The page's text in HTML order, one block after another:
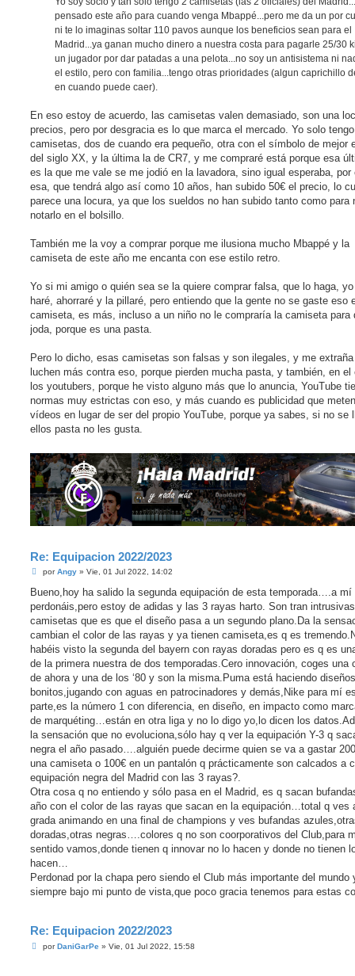
pensado este año para cuando venga Mbappé...pero me da un por
ni te lo imaginas soltar 110 pavos aunque los beneficios sean para el
Madrid...ya ganan mucho dinero a nuestra costa para pagarle 25/30
un jugador por dar patadas a una pelota...no soy un antisistema ni
el estilo, pero con familia...tengo otras prioridades (algun caprichillo
en cuando puede caer).
En eso estoy de acuerdo, las camisetas valen demasiado, son una
precios, pero por desgracia es lo que marca el mercado. Yo solo
camisetas, dos de cuando era pequeño, otra con el símbolo de mejor
del siglo XX, y la última la de CR7, y me compraré está porque esa
es la que me vale se me jodió en la lavadora, sino igual esperaba, por
esa, que tendrá algo así como 10 años, han subido 50€ el precio, lo
parece una locura, ya que los sueldos no han subido tanto como para
notarlo en el bolsillo.
También me la voy a comprar porque me ilusiona mucho Mbappé y la
camiseta de este año me encanta con ese estilo retro.
Yo si mi amigo o quién sea se la quiere comprar falsa, que lo haga,
haré, ahorraré y la pillaré, pero entiendo que la gente no se gaste eso
camiseta, es más, incluso a un niño no le compraría la camiseta para
joda, porque es una pasta.
Pero lo dicho, esas camisetas son falsas y son ilegales, y me
luchen más contra eso, porque pierden mucha pasta, y también, en el
los youtubers, porque he visto alguno más que lo anuncia, YouTube
normas muy estrictas con eso, y más cuando es publicidad que
vídeos en lugar de ser del propio YouTube, porque ya sabes, si no se
ellos pasta no les gusta.
Re: Equipacion 2022/2023
M
n
a
j
porAngy» Vie, 01 Jul 2022, 14:02
Bueno,hoy ha salido la segunda equipación de esta temporada….a mí
perdonáis,pero estoy de adidas y las 3 rayas harto. Son tran
camisetas que es que el diseño pasa a un segundo plano.Da la
cambian el color de las rayas y ya tienen camiseta,es q es
habéis visto la segunda del bayern con rayas doradas pero es q es
de la primera nuestra de dos temporadas.Cero innovación, coges una
de ahora y una de los ‘80 y son la misma.Puma está haciendo
bonitos,jugando con aguas en patrocinadores y demás,Nike para mí
parte,es la número 1 con diferencia, en diseño, en impacto como
de marquéting…están en otra liga y no lo digo yo,lo dicen los
la sensación que no evoluciona,sólo hay q ver la equipación Y-3 q
negra el año pasado….alguién puede decirme quien se va a gastar
una camiseta o 100€ en un pantalón q prácticamente son calcados a
equipación negra del Madrid con las 3 rayas?.
Otra cosa q no entiendo y sólo pasa en el Madrid, es q sacan
año con el color de las rayas que sacan en la equipación…total q ves
grada animando en una final de champions y ves bufandas
doradas,otras negras….colores q no son coorporativos del Club,para
sentido vamos,donde tienen q innovar no lo hacen y donde no tienen
hacen…
Perdonad por la chapa pero siendo el Club más importante del mundo
siempre bajo mi punto de vista,que poco gracia tenemos para estas
Re: Equipacion 2022/2023
MporDaniGarPe» Vie, 01 Jul 2022, 15:58